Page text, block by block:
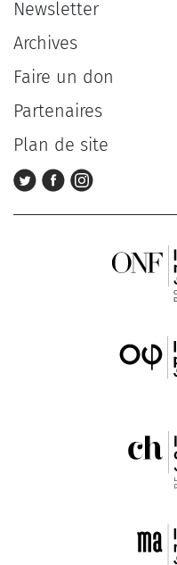
Newsletter
Archives
Faire un don
Partenaires
Plan de site